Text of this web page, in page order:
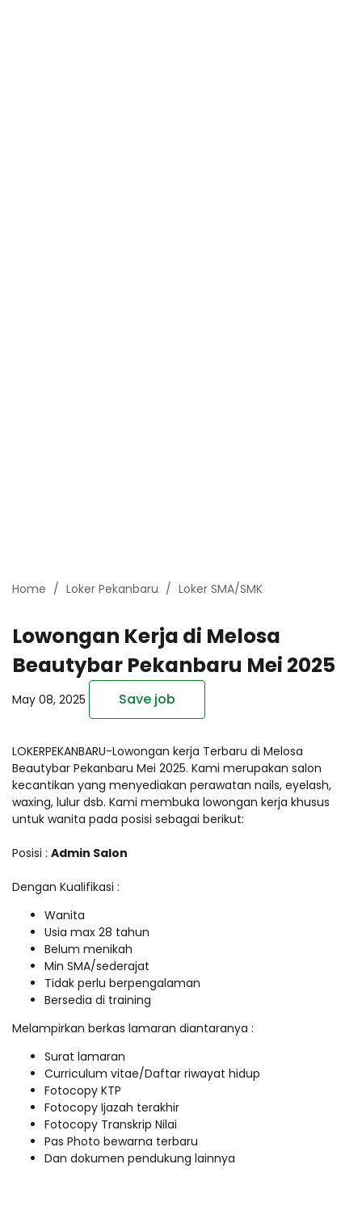
Home Loker Pekanbaru Loker SMA/SMK
Lowongan Kerja di Melosa
Beautybar Pekanbaru Mei 2025
May 08, 2025 Save job
LOKERPEKANBARU-Lowongan kerja Terbaru di Melosa
Beautybar Pekanbaru Mei 2025. Kami merupakan salon
kecantikan yang menyediakan perawatan nails, eyelash,
waxing, lulur dsb. Kami membuka lowongan kerja khusus
untuk wanita pada posisi sebagai berikut:
Posisi : Admin Salon
Dengan Kualifikasi :
Wanita
Usia max 28 tahun
Belum menikah
Min SMA/sederajat
Tidak perlu berpengalaman
Bersedia di training
Melampirkan berkas lamaran diantaranya :
Surat lamaran
Curriculum vitae/Daftar riwayat hidup
Fotocopy KTP
Fotocopy Ijazah terakhir
Fotocopy Transkrip Nilai
Pas Photo bewarna terbaru
Dan dokumen pendukung lainnya